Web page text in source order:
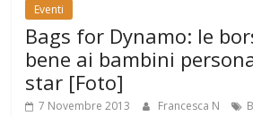
Eventi
Bags for Dynamo: le
bene ai bambini
star [Foto]
7 Novembre 2013 Francesca N